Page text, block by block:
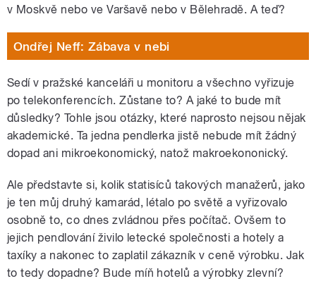
v Moskvě nebo ve Varšavě nebo v Bělehradě. A teď?
Ondřej Neff: Zábava v nebi
Sedí v pražské kanceláři u monitoru a všechno vyřizuje
po telekonferencích. Zůstane to? A jaké to bude mít
důsledky? Tohle jsou otázky, které naprosto nejsou nějak
akademické. Ta jedna pendlerka jistě nebude mít žádný
dopad ani mikroekonomický, natož makroekononický.
Ale představte si, kolik statisíců takových manažerů, jako
je ten můj druhý kamarád, létalo po světě a vyřizovalo
osobně to, co dnes zvládnou přes počítač. Ovšem to
jejich pendlování živilo letecké společnosti a hotely a
taxíky a nakonec to zaplatil zákazník v ceně výrobku. Jak
to tedy dopadne? Bude míň hotelů a výrobky zlevní?